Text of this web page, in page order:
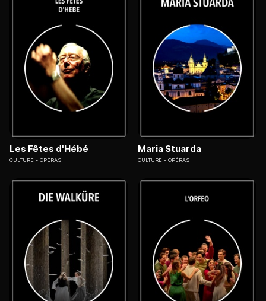
Les Fêtes d'Hébé
CULTURE OPÉRAS
Maria Stuarda
CULTURE OPÉRAS